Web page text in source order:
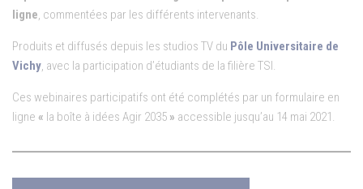
ligne, commentées par les différents intervenants.
Produits et diffusés depuis les studios TV du Pôle Universitaire de
Vichy, avec la participation d’étudiants de la filière TSI.
Ces webinaires participatifs ont été complétés par un formulaire en
ligne « la boîte à idées Agir 2035 » accessible jusqu’au 14 mai 2021.